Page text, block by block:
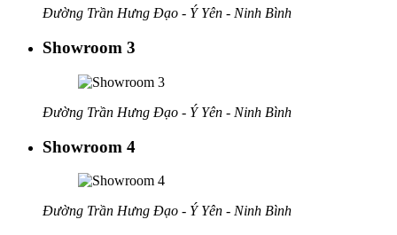
Đường Trần Hưng Đạo - Ý Yên - Ninh Bình
Showroom 3
Đường Trần Hưng Đạo - Ý Yên - Ninh Bình
Showroom 4
Đường Trần Hưng Đạo - Ý Yên - Ninh Bình